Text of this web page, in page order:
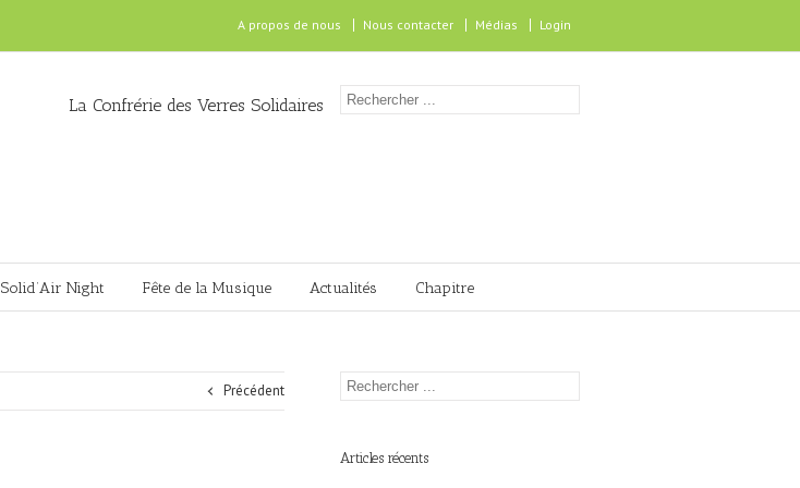
A propos de nous Nous contacter Médias Login
La Confrérie des Verres Solidaires
Solid’Air Night Fête de la Musique Actualités Chapitre
Précédent
Articles récents